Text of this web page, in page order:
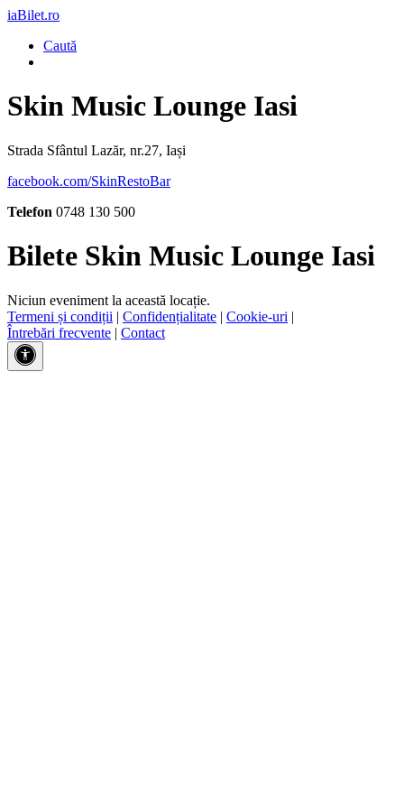
iaBilet.ro
Caută
Skin Music Lounge Iasi
Strada Sfântul Lazăr, nr.27, Iași
facebook.com/SkinRestoBar
Telefon 0748 130 500
Bilete Skin Music Lounge Iasi
Niciun eveniment la această locație.
Termeni și condiții | Confidențialitate | Cookie-uri |
Întrebări frecvente | Contact